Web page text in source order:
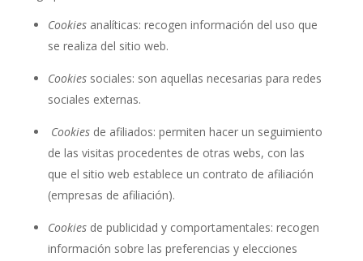
Cookies analíticas: recogen información del uso que
se realiza del sitio web.
Cookies sociales: son aquellas necesarias para redes
sociales externas.
Cookies de afiliados: permiten hacer un seguimiento
de las visitas procedentes de otras webs, con las
que el sitio web establece un contrato de afiliación
(empresas de afiliación).
Cookies de publicidad y comportamentales: recogen
información sobre las preferencias y elecciones